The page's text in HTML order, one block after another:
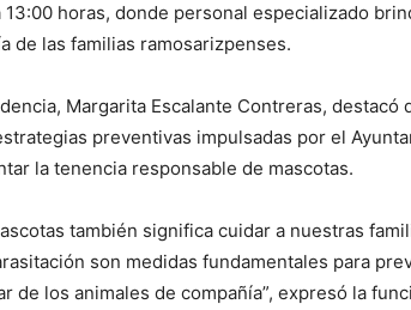
13:00 horas, donde personal especializado
de las familias ramosarizpenses.
Margarita Escalante Contreras, destacó
preventivas impulsadas por el
la tenencia responsable de mascotas.
también significa cuidar a nuestras
son medidas fundamentales para
de los animales de compañía”, expresó la